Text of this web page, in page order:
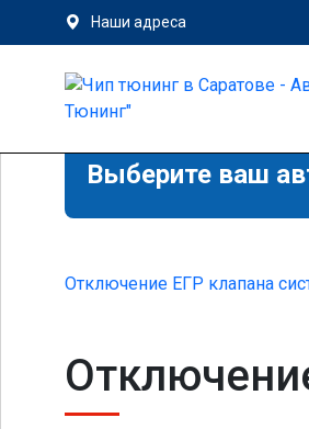
Наши адреса
Выберите ваш
Отключение ЕГР клапана